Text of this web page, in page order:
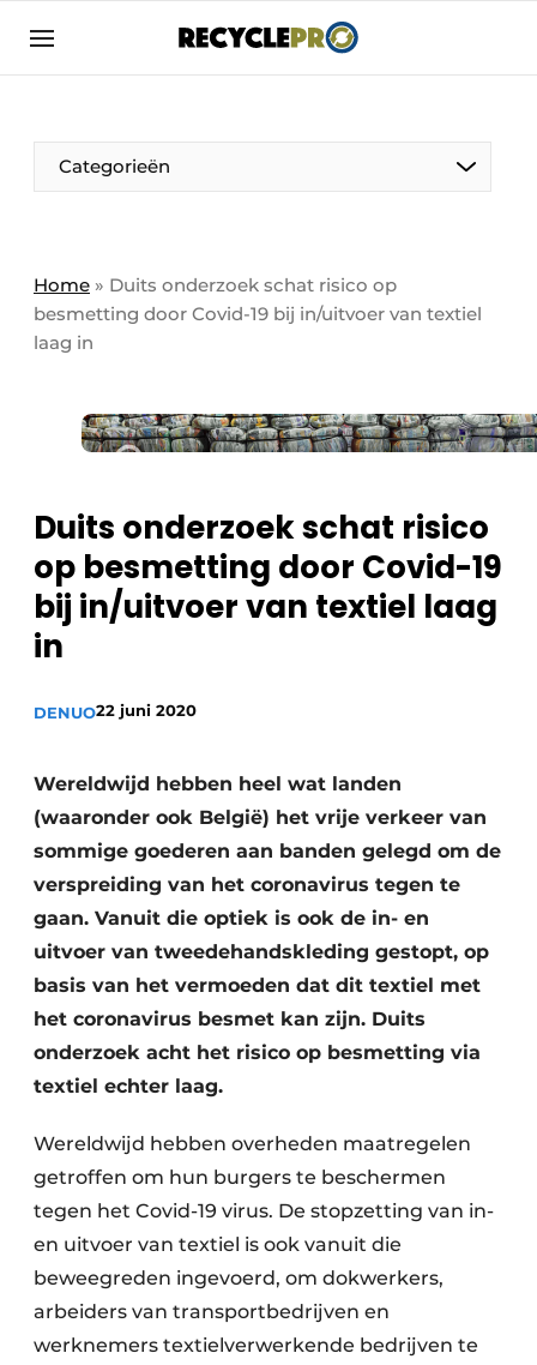
Aanmelden
Bedrijven
Bedrijven
Direct contact
Evenement aanmelden
Podcasts
RecyclePro | Vakblad over de gehele
recyclingstroom in België
Vacature aanmelden
Vacatures
Categorieën
Column VOORUIT
De Pen
Recyclagebedrijf in de kijker
Safety First
Recyclinginstallaties
Detectieapparatuur
Persen
Stofbeheersing
Uitrustingsstukken
Shredders
Transportbanden
Zeven & Brekers
Bedrijfsafval
Bouw & Sloopafval
Elektronisch Afval
Home » Duits onderzoek schat risico op
besmetting door Covid-19 bij in/uitvoer van textiel
laag in
Duits onderzoek schat risico
op besmetting door Covid-19
bij in/uitvoer van textiel laag
in
DENUO22 juni 2020
Wereldwijd hebben heel wat landen
(waaronder ook België) het vrije verkeer van
sommige goederen aan banden gelegd om de
verspreiding van het coronavirus tegen te
gaan. Vanuit die optiek is ook de in- en
uitvoer van tweedehandskleding gestopt, op
basis van het vermoeden dat dit textiel met
het coronavirus besmet kan zijn. Duits
onderzoek acht het risico op besmetting via
textiel echter laag.
Wereldwijd hebben overheden maatregelen
getroffen om hun burgers te beschermen
tegen het Covid-19 virus. De stopzetting van in-
en uitvoer van textiel is ook vanuit die
beweegreden ingevoerd, om dokwerkers,
arbeiders van transportbedrijven en
werknemers textielverwerkende bedrijven te